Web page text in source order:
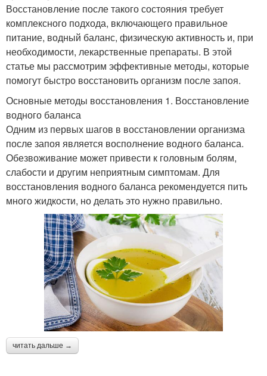
Восстановление после такого состояния требует
комплексного подхода, включающего правильное
питание, водный баланс, физическую активность и, при
необходимости, лекарственные препараты. В этой
статье мы рассмотрим эффективные методы, которые
помогут быстро восстановить организм после запоя.
Основные методы восстановления 1. Восстановление
водного баланса
Одним из первых шагов в восстановлении организма
после запоя является восполнение водного баланса.
Обезвоживание может привести к головным болям,
слабости и другим неприятным симптомам. Для
восстановления водного баланса рекомендуется пить
много жидкости, но делать это нужно правильно.
читать дальше →